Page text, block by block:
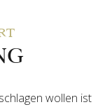
wollen ist